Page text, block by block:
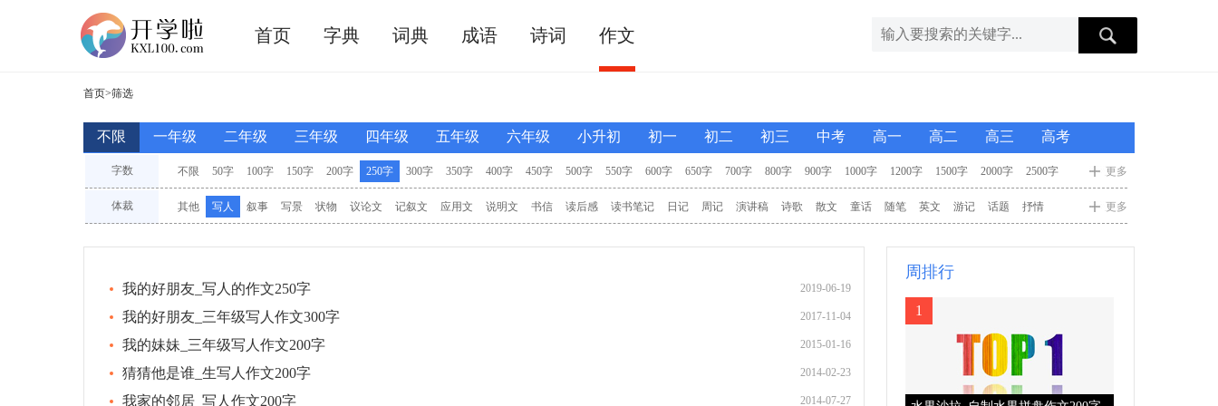
首页 字典 词典 成语 诗词 作文
首页>筛选
不限 一年级 二年级 三年级 四年级 五年级 六年级 小升初 初一 初二 初三 中考 高一 高二 高三 高考
字数 不限 50字 100字 150字 200字 250字 300字 350字 400字 450字 500字 550字 600字 650字 700字 800字 900字 1000字 1200字 1500字 2000字
2500字
3000字
其他
更多
体裁 其他 写人 叙事 写景 状物 议论文 记叙文 应用文 说明文 书信 读后感 读书笔记 日记 周记 演讲稿 诗歌 散文 童话 随笔 英文 游记 话题
抒情
更多
我的好朋友_写人的作文250字 2019-06-19
我的好朋友_三年级写人作文300字 2017-11-04
我的妹妹_三年级写人作文200字 2015-01-16
猜猜他是谁_生写人作文200字 2014-02-23
我家的邻居_写人作文200字 2014-07-27
周排行
1